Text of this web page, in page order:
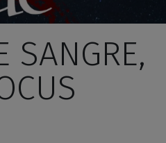
SANGRE,